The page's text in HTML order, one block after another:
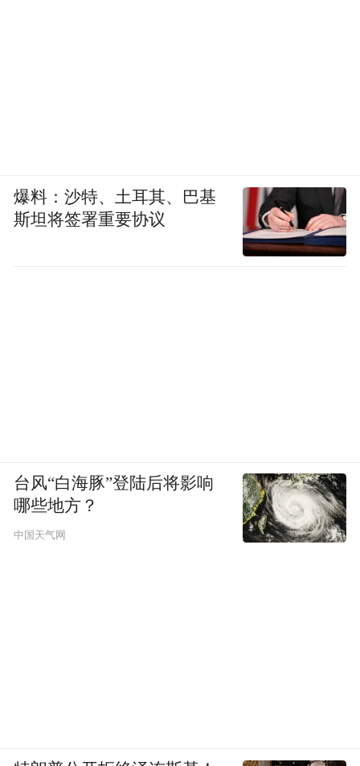
爆料：沙特、土耳其、巴基
斯坦将签署重要协议
台风“白海豚”登陆后将影响
哪些地方？
中国天气网